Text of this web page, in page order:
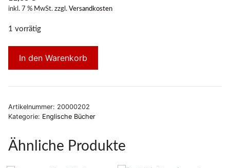
inkl. 7 % MwSt. zzgl. Versandkosten
1 vorrätig
In den Warenkorb
Artikelnummer: 20000202
Kategorie: Englische Bücher
Ähnliche Produkte